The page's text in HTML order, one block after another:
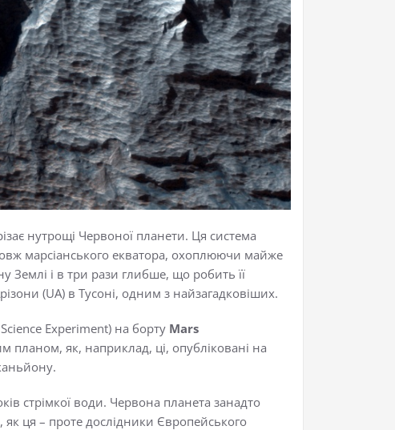
нутрощі Червоної планети. Ця система
марсіанського екватора, охоплюючи майже
Землі і в три рази глибше, що робить її
(UA) в Тусоні, одним з найзагадковіших.
Experiment) на борту Mars
планом, як, наприклад, ці, опубліковані на
стрімкої води. Червона планета занадто
ця – проте дослідники Європейського